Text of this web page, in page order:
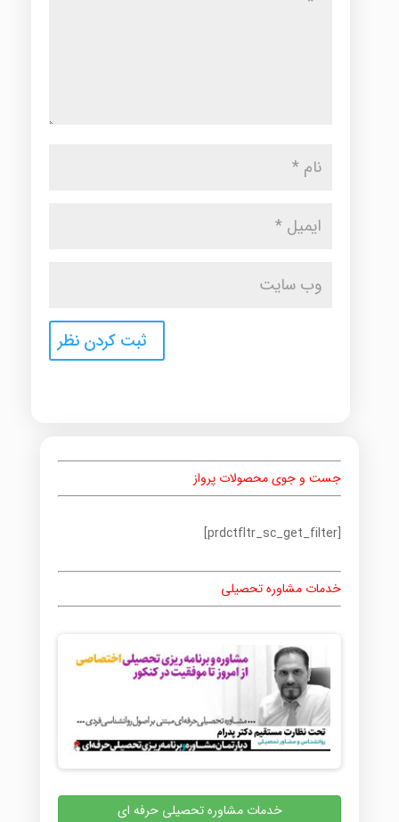
جست و جوی محصولات پرواز
[prdctfltr_sc_get_filter]
خدمات مشاوره تحصیلی
خدمات مشاوره تحصیلی حرفه ای